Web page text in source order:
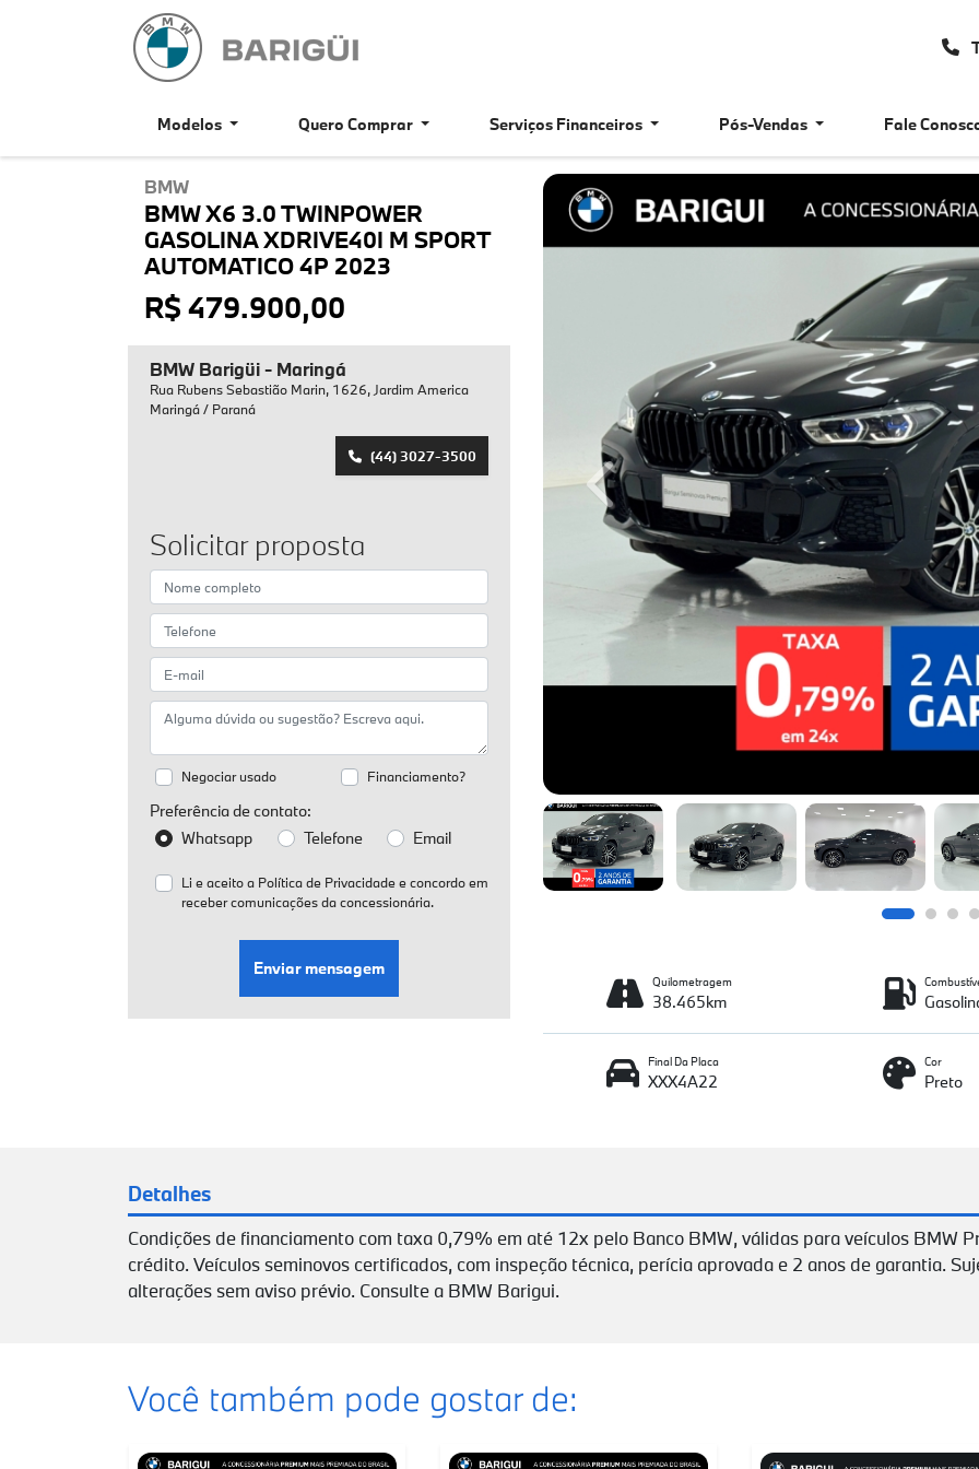
Modelos Quero Comprar Serviços Financeiros Pós-Vendas Fale
BMW
BMW X6 3.0 TWINPOWER
GASOLINA XDRIVE40I M SPORT
AUTOMATICO 4P 2023
R$ 479.900,00
BMW Barigüi - Maringá
Rua Rubens Sebastião Marin, 1626, Jardim America
Maringá / Paraná
(44) 3027-3500
Solicitar proposta
Financiamento?
Negociar usado
Preferência de contato:
Whatsapp
Telefone Email
Li e aceito a Política de Privacidadee concordo em
receber comunicações da concessionária.
Enviar mensagem
Previous
Quilometragem
38.465km
Cor
Preto
Final Da Placa
XXX4A22
Detalhes
Condições de financiamento com taxa 0,79% em até 12x pelo Banco BMW, válidas para veículos BMW
crédito. Veículos seminovos certificados, com inspeção técnica, perícia aprovada e 2 anos de garantia.
alterações sem aviso prévio. Consulte a BMW Barigui.
Você também pode gostar de: